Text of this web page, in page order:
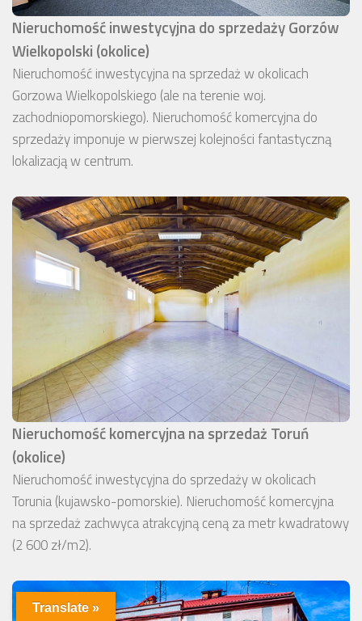
Nieruchomość inwestycyjna do sprzedaży Gorzów
Wielkopolski (okolice)
Nieruchomość inwestycyjna na sprzedaż w okolicach
Gorzowa Wielkopolskiego (ale na terenie woj.
zachodniopomorskiego). Nieruchomość komercyjna do
sprzedaży imponuje w pierwszej kolejności fantastyczną
lokalizacją w centrum.
Nieruchomość komercyjna na sprzedaż Toruń
(okolice)
Nieruchomość inwestycyjna do sprzedaży w okolicach
Torunia (kujawsko-pomorskie). Nieruchomość komercyjna
na sprzedaż zachwyca atrakcyjną ceną za metr kwadratowy
(2 600 zł/m2).
Translate »